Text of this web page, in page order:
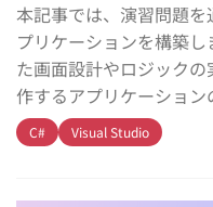
本記事では、演習問題
プリケーションを構築
た画面設計やロジック
作するアプリケーショ
C# Visual Studio